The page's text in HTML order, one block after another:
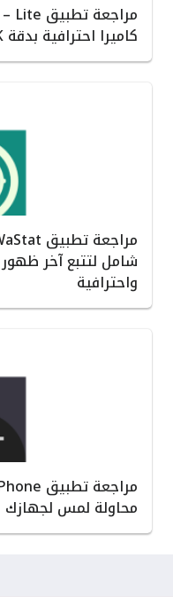
كاميرا احترافية بدقة 4K
شامل لتتبع آخر
واحترافية
محاولة لمس لجهازك